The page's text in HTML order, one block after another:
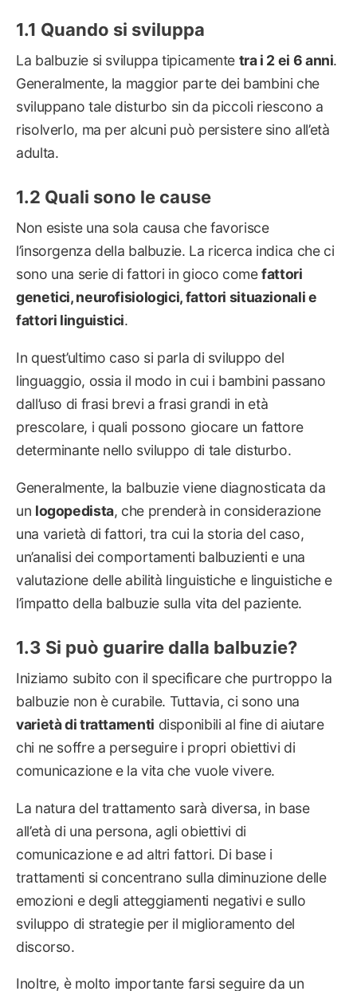
Quando si sviluppa
La balbuzie si sviluppa tipicamente tra i 2 ei 6 anni.
Generalmente, la maggior parte dei bambini che
sviluppano tale disturbo sin da piccoli riescono a
risolverlo, ma per alcuni può persistere sino all’età
adulta.
Quali sono le cause
Non esiste una sola causa che favorisce
l’insorgenza della balbuzie. La ricerca indica che ci
sono una serie di fattori in gioco comefattori
genetici, neurofisiologici, fattori situazionali e
fattori linguistici.
In quest’ultimo caso si parla di sviluppo del
linguaggio, ossia il modo in cui i bambini passano
dall’uso di frasi brevi a frasi grandi in età
prescolare, i quali possono giocare un fattore
determinante nello sviluppo di tale disturbo.
Generalmente, la balbuzie viene diagnosticata da
un logopedista, che prenderà in considerazione
una varietà di fattori, tra cui la storia del caso,
un’analisi dei comportamenti balbuzienti e una
valutazione delle abilità linguistiche e linguistiche e
l’impatto della balbuzie sulla vita del paziente.
Si può guarire dalla balbuzie?
Iniziamo subito con il specificare che purtroppo la
balbuzie non è curabile. Tuttavia, ci sono una
varietà di trattamenti disponibili al fine di aiutare
chi ne soffre a perseguire i propri obiettivi di
comunicazione e la vita che vuole vivere.
La natura del trattamento sarà diversa, in base
all’età di una persona, agli obiettivi di
comunicazione e ad altri fattori. Di base i
trattamenti si concentrano sulla diminuzione delle
emozioni e degli atteggiamenti negativi e sullo
sviluppo di strategie per il miglioramento del
discorso.
Inoltre, è molto importante farsi seguire da un